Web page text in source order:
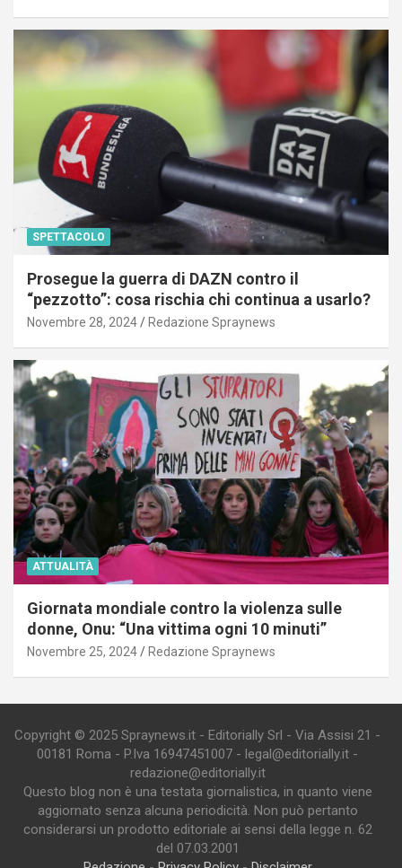
SPETTACOLO
Prosegue la guerra di DAZN contro il
“pezzotto”: cosa rischia chi continua a usarlo?
Novembre 28, 2024 Redazione Spraynews
ATTUALITÀ
Giornata mondiale contro la violenza sulle
donne, Onu: “Una vittima ogni 10 minuti”
Novembre 25, 2024 Redazione Spraynews
Copyright © 2025 Spraynews.it - Editorially Srl - Via Assisi 21 -
00181 Roma - P.Iva 16947451007 - legal@editorially.it -
redazione@editorially.it
Questo blog non è una testata giornalistica, in quanto viene
aggiornato senza alcuna periodicità. Non può pertanto
considerarsi un prodotto editoriale ai sensi della legge n. 62
del 07.03.2001